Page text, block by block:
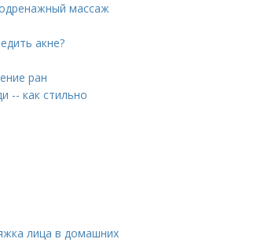
массаж
акне?
ран
-- как стильно
лица в домашних